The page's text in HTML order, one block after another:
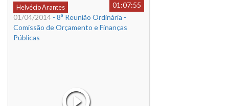
Helvécio Arantes
01:07:55
01/04/2014 - 8ª Reunião Ordinária -
Comissão de Orçamento e Finanças
Públicas